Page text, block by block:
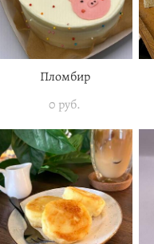
Пломбир
0 pуб.